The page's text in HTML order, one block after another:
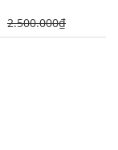
2.500.000₫